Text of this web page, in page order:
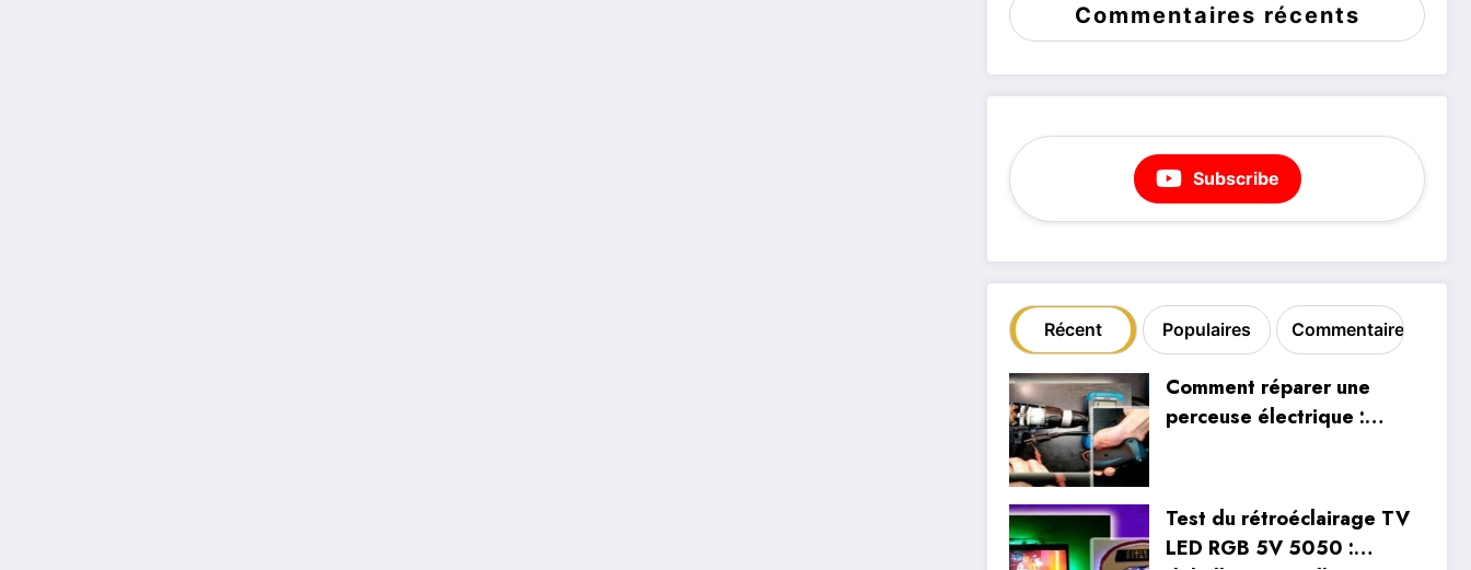
Commentaires récents
Subscribe
Récent Populaires Commentaire
Comment réparer une
perceuse électrique :
Test du rétroéclairage TV
LED RGB 5V 5050 :